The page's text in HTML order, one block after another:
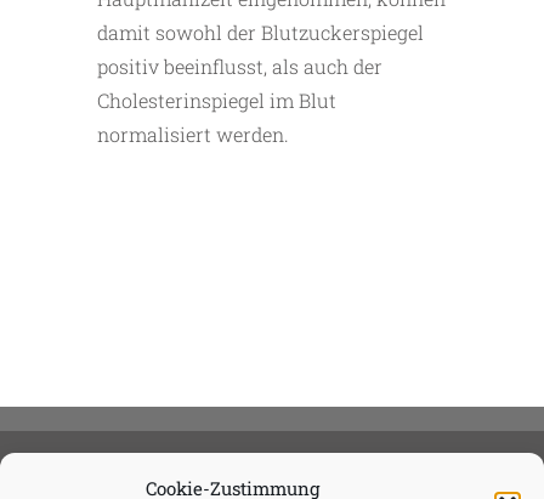
Cookie-Zustimmung
damit sowohl der Blutzuckerspiegel
positiv beeinflusst, als auch der
Cholesterinspiegel im Blut
normalisiert werden.